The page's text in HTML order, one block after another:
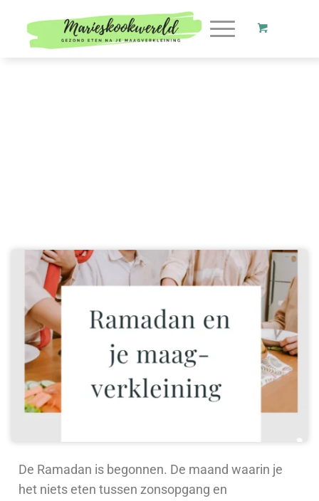
De Ramadan is begonnen. De maand waarin je
het niets eten tussen zonsopgang en